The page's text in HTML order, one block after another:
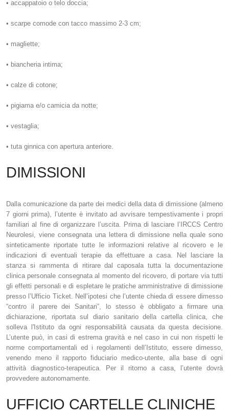
• accappatoio o telo doccia;
• scarpe comode con tacco massimo 2-3 cm;
• magliette;
• biancheria intima;
• calze di cotone;
• pigiama e/o camicia da notte;
• vestaglia;
• tuta ginnica con apertura anteriore.
DIMISSIONI
Dalla comunicazione da parte dei medici della data di dimissione (almeno
7 giorni prima), l’utente è invitato ad avvisare tempestivamente i propri
familiari al fine di organizzare l’uscita. Prima di lasciare l’IRCCS Centro
Neurolesi, viene consegnata una lettera di dimissione nella quale sono
sinteticamente riportate tutte le informazioni relative al ricovero e le
indicazioni di eventuali terapie da effettuare a casa. Nel lasciare la
stanza si rammenta di ritirare dal caposala tutta la documentazione
clinica personale consegnata al momento del ricovero, di portare via tutti
gli effetti personali e di espletare le pratiche amministrative di dimissione
presso l’Ufficio Ticket. Nell’ipotesi che l’utente chieda di essere dimesso
“contro il parere dei Sanitari”, lo stesso è obbligato a firmare una
dichiarazione, riportata sul diario sanitario della cartella clinica, che
solleva l'Istituto da ogni responsabilità causata da questa decisione.
L’utente può, in casi di estrema gravità e nel caso in cui non rispetti le
norme comportamentali ed i regolamenti dell’Istituto, essere dimesso,
venendo meno il rapporto fiduciario medico-utente, alla base di ogni
attività diagnostico-terapeutica. Per il ritorno a casa, l’utente dovrà
provvedere autonomamente.
UFFICIO CARTELLE CLINICHE